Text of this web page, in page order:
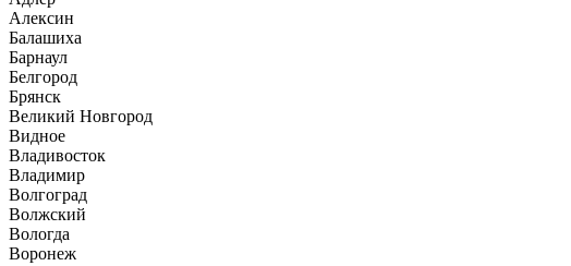
Алексин
Балашиха
Барнаул
Белгород
Брянск
Великий Новгород
Видное
Владивосток
Владимир
Волгоград
Волжский
Вологда
Воронеж